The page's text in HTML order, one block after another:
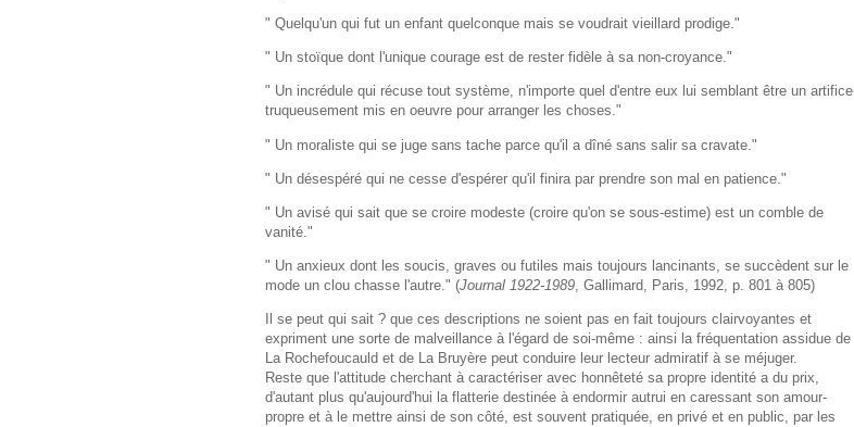
" Quelqu'un qui fut un enfant quelconque mais se voudrait vieillard prodige."
" Un stoïque dont l'unique courage est de rester fidèle à sa non-croyance."
" Un incrédule qui récuse tout système, n'importe quel d'entre eux lui semblant être un artifice
truqueusement mis en oeuvre pour arranger les choses."
" Un moraliste qui se juge sans tache parce qu'il a dîné sans salir sa cravate."
" Un désespéré qui ne cesse d'espérer qu'il finira par prendre son mal en patience."
" Un avisé qui sait que se croire modeste (croire qu'on se sous-estime) est un comble de
vanité."
" Un anxieux dont les soucis, graves ou futiles mais toujours lancinants, se succèdent sur le
mode un clou chasse l'autre." (Journal 1922-1989, Gallimard, Paris, 1992, p. 801 à 805)
Il se peut qui sait ? que ces descriptions ne soient pas en fait toujours clairvoyantes et
expriment une sorte de malveillance à l'égard de soi-même : ainsi la fréquentation assidue de
La Rochefoucauld et de La Bruyère peut conduire leur lecteur admiratif à se méjuger.
Reste que l'attitude cherchant à caractériser avec honnêteté sa propre identité a du prix,
d'autant plus qu'aujourd'hui la flatterie destinée à endormir autrui en caressant son amour-
propre et à le mettre ainsi de son côté, est souvent pratiquée, en privé et en public, par les